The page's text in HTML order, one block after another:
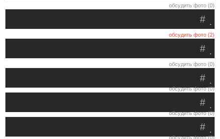
обсудить фото (0)
.
#
обсудить фото (2)
.
#
обсудить фото (0)
.
#
обсудить фото (0)
.
#
обсудить фото (0)
.
#
обсудить фото (0)